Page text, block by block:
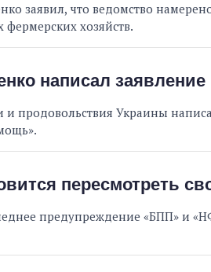
заявил, что ведомство
хозяйств.
написал заявление
продовольствия Украины
пересмотреть
предупреждение «БПП» и